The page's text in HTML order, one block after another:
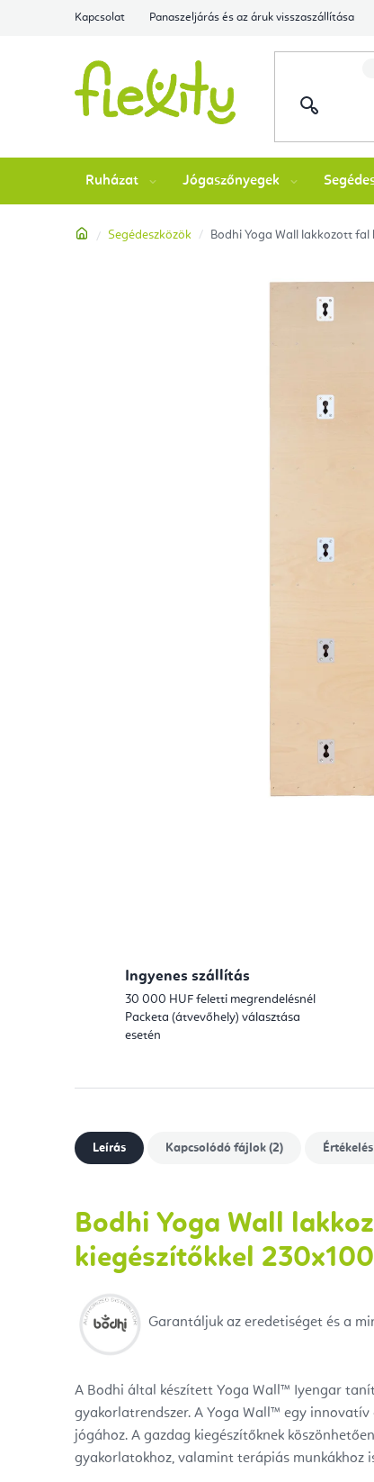
Kapcsolat Panaszeljárás és az áruk visszaszállítása
Ruházat Jógaszőnyegek
Kezdőlap
Segédeszközök Bodhi Yoga Wall lakkozott
Ingyenes szállítás
30 000 HUF feletti megrendelésnél
Packeta (átvevőhely) választása
esetén
Leírás Kapcsolódó fájlok (2) Értékelés
Bodhi Yoga Wall
kiegészítőkkel
Garantáljuk az eredetiséget és a
A Bodhi által készített Yoga Wall™ Iyengar
gyakorlatrendszer. A Yoga Wall™ egy
jógához. A gazdag kiegészítőknek
gyakorlatokhoz, valamint terápiás munkákhoz